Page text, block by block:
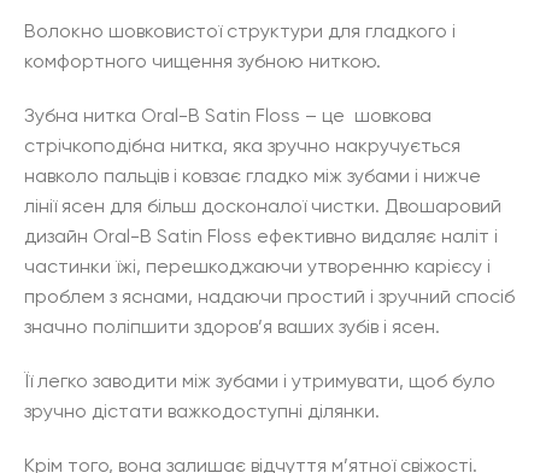
Волокно шовковистої структури для гладкого і
комфортного чищення зубною ниткою.
Зубна нитка Oral-B Satin Floss – це шовкова
стрічкоподібна нитка, яка зручно накручується
навколо пальців і ковзає гладко між зубами і нижче
лінії ясен для більш досконалої чистки. Двошаровий
дизайн Oral-B Satin Floss ефективно видаляє наліт і
частинки їжі, перешкоджаючи утворенню карієсу і
проблем з яснами, надаючи простий і зручний спосіб
значно поліпшити здоров’я ваших зубів і ясен.
Її легко заводити між зубами і утримувати, щоб було
зручно дістати важкодоступні ділянки.
Крім того, вона залишає відчуття м’ятної свіжості.